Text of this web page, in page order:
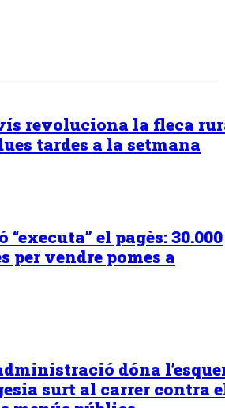
revoluciona la fleca
tardes a la setmana
el pagès: 30.000
per vendre pomes a
dóna
surt al carrer contra